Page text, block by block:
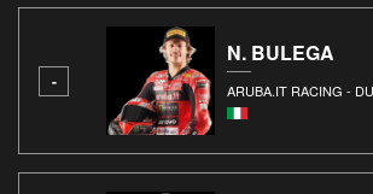
-
N. BULEGA
ARUBA.IT RACING -